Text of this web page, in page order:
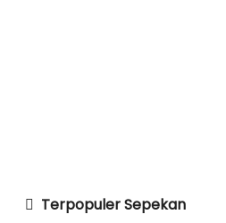
Terpopuler Sepekan